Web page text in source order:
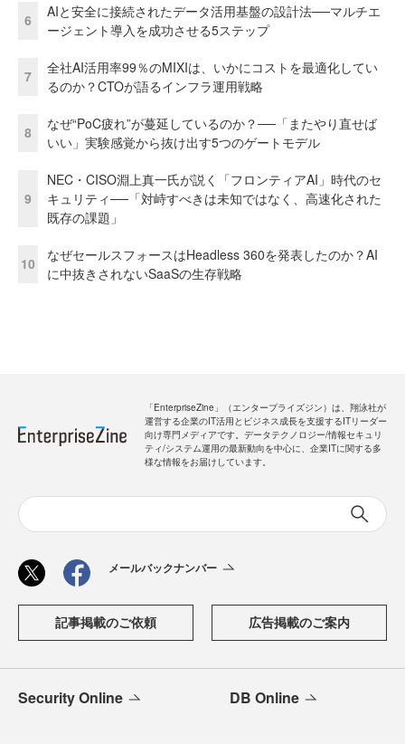
6
AIと安全に接続されたデータ活用基盤の設計法──マルチエ
ージェント導入を成功させる5ステップ
7
全社AI活用率99％のMIXIは、いかにコストを最適化してい
るのか？CTOが語るインフラ運用戦略
8
なぜ“PoC疲れ”が蔓延しているのか？──「またやり直せば
いい」実験感覚から抜け出す5つのゲートモデル
9
NEC・CISO淵上真一氏が説く「フロンティアAI」時代のセ
キュリティ──「対峙すべきは未知ではなく、高速化された
既存の課題」
10
なぜセールスフォースはHeadless 360を発表したのか？AI
に中抜きされないSaaSの生存戦略
「EnterpriseZine」（エンタープライズジン）は、翔泳社が
運営する企業のIT活用とビジネス成長を支援するITリーダー
向け専門メディアです。データテクノロジー/情報セキュリ
ティ/システム運用の最新動向を中心に、企業ITに関する多
様な情報をお届けしています。
メールバックナンバー
記事掲載のご依頼 広告掲載のご案内
Security Online DB Online